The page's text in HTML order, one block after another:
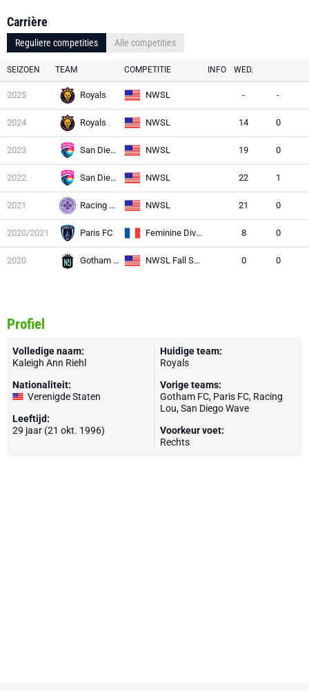
Carrière
Reguliere competities Alle competities
SEIZOEN TEAM COMPETITIE INFO WED.
2025 Royals NWSL - -
2024 Royals NWSL 14 0
2023 San Diego Wave NWSL 19 0
2022 San Diego Wave NWSL 22 1
2021 Racing Lou NWSL 21 0
2020/2021 Paris FC Feminine Division 1 8 0
2020 Gotham FC NWSL Fall Series 0 0
Profiel
Volledige naam:
Kaleigh Ann Riehl
Nationaliteit:
Verenigde Staten
Leeftijd:
29 jaar (21 okt. 1996)
Huidige team:
Royals
Vorige teams:
Gotham FC, Paris FC, Racing
Lou, San Diego Wave
Voorkeur voet:
Rechts